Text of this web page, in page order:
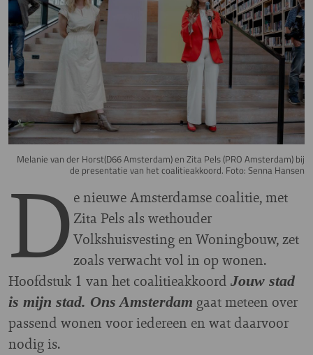
Melanie van der Horst(D66 Amsterdam) en Zita Pels (PRO Amsterdam) bij
de presentatie van het coalitieakkoord. Foto: Senna Hansen
D e nieuwe Amsterdamse coalitie, met
Zita Pels als wethouder
Volkshuisvesting en Woningbouw, zet
zoals verwacht vol in op wonen.
Hoofdstuk 1 van het coalitieakkoord Jouw stad
is mijn stad. Ons Amsterdam gaat meteen over
passend wonen voor iedereen en wat daarvoor
nodig is.